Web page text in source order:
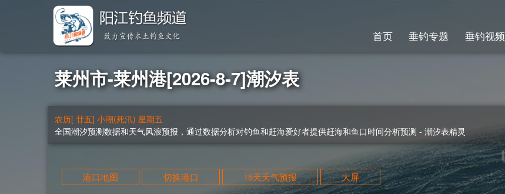
首页 垂钓专题 垂钓视频
莱州市-莱州港[2026-8-7]潮汐表
农历[ 廿五] 小潮(死汛) 星期五
全国潮汐预测数据和天气风浪预报，通过数据分析对钓鱼和赶海爱好者提供赶海和鱼口时间分析预测 - 潮汐表精灵
港口地图 切换港口 15天天气预报 大屏